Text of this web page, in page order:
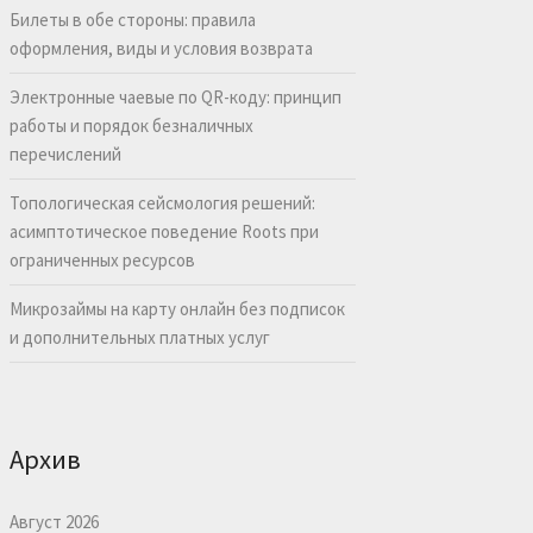
Билеты в обе стороны: правила
оформления, виды и условия возврата
Электронные чаевые по QR-коду: принцип
работы и порядок безналичных
перечислений
Топологическая сейсмология решений:
асимптотическое поведение Roots при
ограниченных ресурсов
Микрозаймы на карту онлайн без подписок
и дополнительных платных услуг
Архив
Август 2026